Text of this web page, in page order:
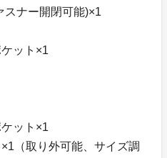
スナー開閉可能)×1
ット×1
ット×1
（取り外可能、サイズ調